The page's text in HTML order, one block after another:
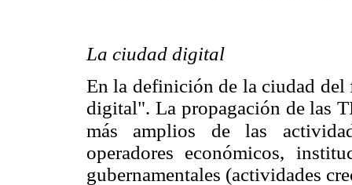
La ciudad digital
En la definición de la ciudad del
digital". La propagación de las
más amplios de las
operadores económicos,
gubernamentales (actividades